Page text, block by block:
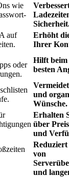
wie
auf
Erhöht
Ihrer
oder
Hilft beim
besten
und
Wünsche.
Erhalten
über
und
Reduziert
von
und